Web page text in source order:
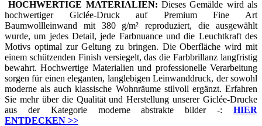
HOCHWERTIGE MATERIALIEN: Dieses Gemälde wird als
hochwertiger Giclée-Druck auf Premium Fine Art
Baumwollleinwand mit 380 g/m² reproduziert, die ausgewählt
wurde, um jedes Detail, jede Farbnuance und die Leuchtkraft des
Motivs optimal zur Geltung zu bringen. Die Oberfläche wird mit
einem schützenden Finish versiegelt, das die Farbbrillanz langfristig
bewahrt. Hochwertige Materialien und professionelle Verarbeitung
sorgen für einen eleganten, langlebigen Leinwanddruck, der sowohl
moderne als auch klassische Wohnräume stilvoll ergänzt. Erfahren
Sie mehr über die Qualität und Herstellung unserer Giclée-Drucke
aus der Kategorie moderne abstrakte bilder -: HIER
ENTDECKEN >>